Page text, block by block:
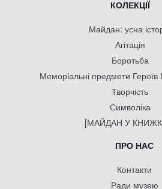
КОЛЕКЦІЇ
Майдан: усна
Агітація
Боротьба
Меморіальні предмети Героїв
Творчість
Символіка
[МАЙДАН У
ПРО НАС
Контакти
Ради музею